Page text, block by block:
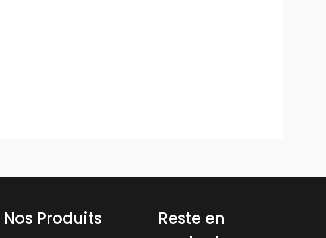
Nos Produits
Reste en